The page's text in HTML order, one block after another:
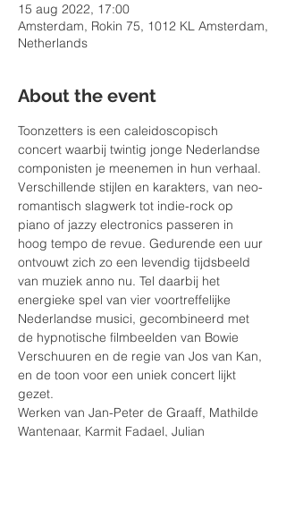
15 aug 2022, 17:00
Amsterdam, Rokin 75, 1012 KL Amsterdam,
Netherlands
About the event
Toonzetters is een caleidoscopisch
concert waarbij twintig jonge Nederlandse
componisten je meenemen in hun verhaal.
Verschillende stijlen en karakters, van neo-
romantisch slagwerk tot indie-rock op
piano of jazzy electronics passeren in
hoog tempo de revue. Gedurende een uur
ontvouwt zich zo een levendig tijdsbeeld
van muziek anno nu. Tel daarbij het
energieke spel van vier voortreffelijke
Nederlandse musici, gecombineerd met
de hypnotische filmbeelden van Bowie
Verschuuren en de regie van Jos van Kan,
en de toon voor een uniek concert lijkt
gezet.
Werken van Jan-Peter de Graaff, Mathilde
Wantenaar, Karmit Fadael, Julian